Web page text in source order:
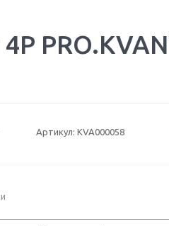
Артикул: KVA000058